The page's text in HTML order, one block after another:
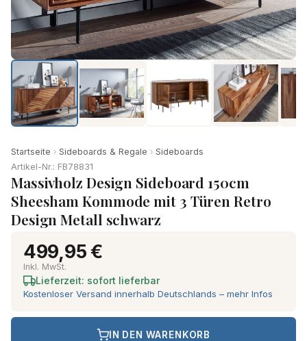
Startseite Sideboards & Regale
Sideboards
Artikel-Nr.: FB78831
Massivholz Design Sideboard 150cm
Sheesham Kommode mit 3 Türen Retro
Design Metall schwarz
499,95 €
Inkl. MwSt.
Lieferzeit: sofort lieferbar
Kostenloser Versand innerhalb Deutschlands – mehr Infos
IN DEN WARENKORB